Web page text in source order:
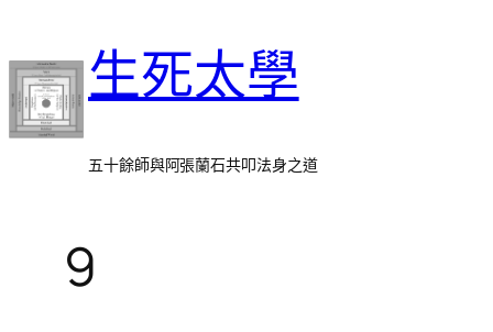
至
主
要
生死太學
五十餘師與阿張蘭石共叩法身之道
9